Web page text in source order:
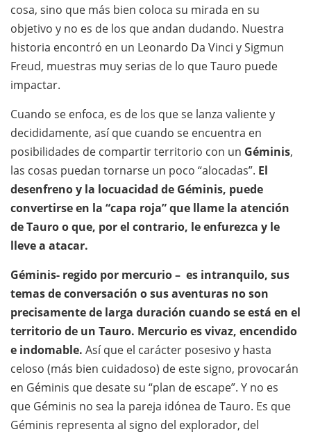
cosa, sino que más bien coloca su mirada en su
objetivo y no es de los que andan dudando. Nuestra
historia encontró en un Leonardo Da Vinci y Sigmun
Freud, muestras muy serias de lo que Tauro puede
impactar.
Cuando se enfoca, es de los que se lanza valiente y
decididamente, así que cuando se encuentra en
posibilidades de compartir territorio con un Géminis,
las cosas puedan tornarse un poco “alocadas”. El
desenfreno y la locuacidad de Géminis, puede
convertirse en la “capa roja” que llame la atención
de Tauro o que, por el contrario, le enfurezca y le
lleve a atacar.
Géminis- regido por mercurio – es intranquilo, sus
temas de conversación o sus aventuras no son
precisamente de larga duración cuando se está en el
territorio de un Tauro. Mercurio es vivaz, encendido
e indomable. Así que el carácter posesivo y hasta
celoso (más bien cuidadoso) de este signo, provocarán
en Géminis que desate su “plan de escape”. Y no es
que Géminis no sea la pareja idónea de Tauro. Es que
Géminis representa al signo del explorador, del